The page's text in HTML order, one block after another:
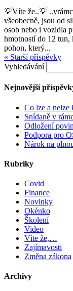
💡Víte že..💡
všeobecně, jsou od
osob nebo i vozidla
hmotností do 12
pohon, který...
« Starší příspěvky
Vyhledávání
Nejnovější
Co lze a nelze
Snídaně v
Odložení
Podpora pro
Nárok na
Rubriky
Covid
Finance
Novinky
Okénko
Školení
Video
Víte že,…
Zajímavosti
Změna zákona
Archivy